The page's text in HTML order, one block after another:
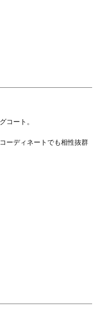
コート。
ーディネートでも相性抜群